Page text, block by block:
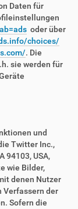
Daten für
oder über
choices/
. Die
sie werden für
und
Twitter Inc.,
94103, USA,
wie Bilder,
denen Nutzer
Verfassern der
Sofern die